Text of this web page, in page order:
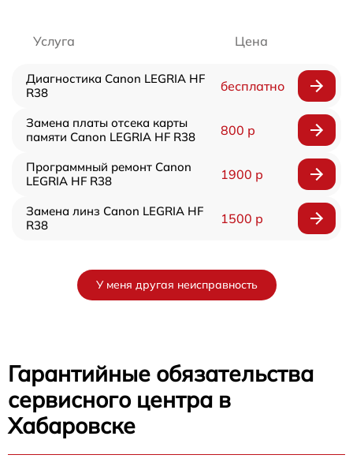
Услуга Цена
Диагностика Canon LEGRIA HF
R38
бесплатно
Замена платы отсека карты
памяти Canon LEGRIA HF R38
800 р
Программный ремонт Canon
LEGRIA HF R38
1900 р
Замена линз Canon LEGRIA HF
R38
1500 р
У меня другая неисправность
Гарантийные обязательства
сервисного центра в
Хабаровске